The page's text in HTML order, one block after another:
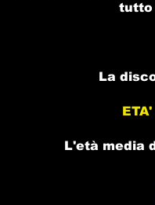
tutto
La
L'età media